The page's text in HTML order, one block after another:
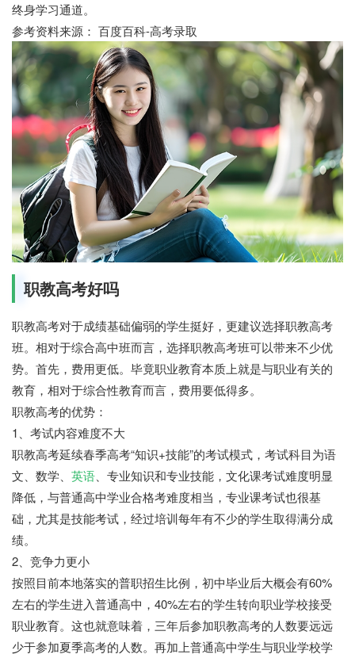
终身学习通道。
参考资料来源： 百度百科-高考录取
职教高考好吗
职教高考对于成绩基础偏弱的学生挺好，更建议选择职教高考
班。相对于综合高中班而言，选择职教高考班可以带来不少优
势。首先，费用更低。毕竟职业教育本质上就是与职业有关的
教育，相对于综合性教育而言，费用要低得多。
职教高考的优势：
1、考试内容难度不大
职教高考延续春季高考“知识+技能”的考试模式，考试科目为语
文、数学、 英语 、专业知识和专业技能，文化课考试难度明显
降低，与普通高中学业合格考难度相当，专业课考试也很基
础，尤其是技能考试，经过培训每年有不少的学生取得满分成
绩。
2、竞争力更小
按照目前本地落实的普职招生比例，初中毕业后大概会有60%
左右的学生进入普通高中，40%左右的学生转向职业学校接受
职业教育。这也就意味着，三年后参加职教高考的人数要远远
少于参加夏季高考的人数。再加上普通高中学生与职业学校学